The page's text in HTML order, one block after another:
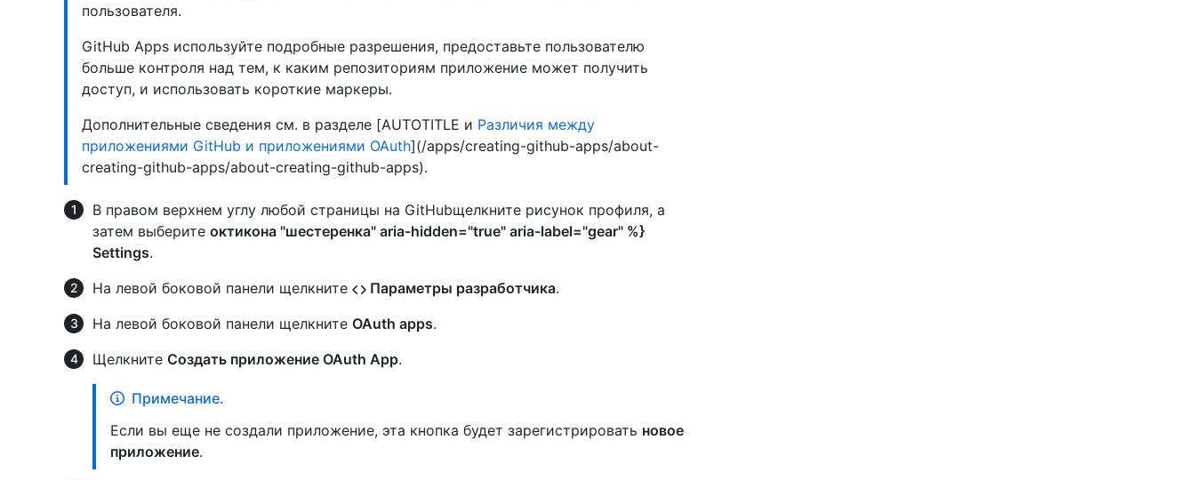
пользователя.
GitHub Apps используйте подробные разрешения, предоставьте пользователю
больше контроля над тем, к каким репозиториям приложение может получить
доступ, и использовать короткие маркеры.
Дополнительные сведения см. в разделе [AUTOTITLE и Различия между
приложениями GitHub и приложениями OAuth](/apps/creating-github-apps/about-
creating-github-apps/about-creating-github-apps).
В правом верхнем углу любой страницы на GitHubщелкните рисунок профиля, а
затем выберите октикона "шестеренка" aria-hidden="true" aria-label="gear" %}
Settings.
На левой боковой панели щелкните
Параметры разработчика.
На левой боковой панели щелкните OAuth apps.
Щелкните Создать приложение OAuth App.
Примечание.
Если вы еще не создали приложение, эта кнопка будет зарегистрировать новое
приложение.